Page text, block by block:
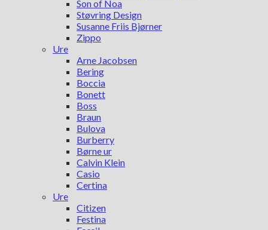
Son of Noa
Støvring Design
Susanne Friis Bjørner
Zippo
Ure
Arne Jacobsen
Bering
Boccia
Bonett
Boss
Braun
Bulova
Burberry
Børne ur
Calvin Klein
Casio
Certina
Ure
Citizen
Festina